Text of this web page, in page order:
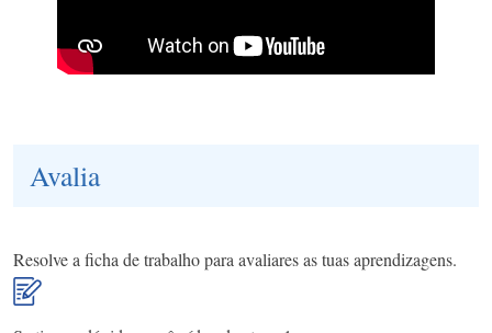
Avalia
Resolve a ficha de trabalho para avaliares as tuas aprendizagens.